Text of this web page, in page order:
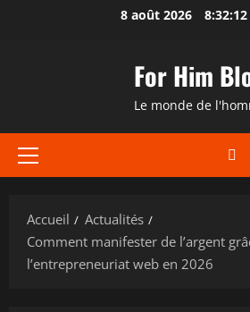
8 août 2026
For Him
Le monde de
Menu
Accueil
Actualités
Comment manifester de l’argent
l’entrepreneuriat web en 2026